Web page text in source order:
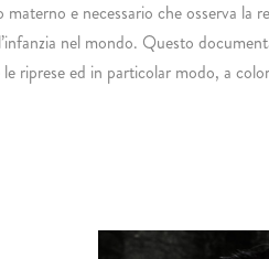
e necessario che osserva la
nel mondo. Questo
riprese ed in particolar modo, a